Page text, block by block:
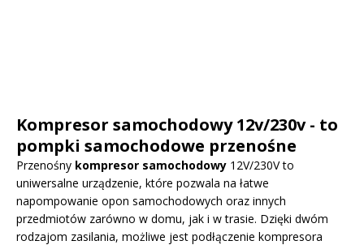
Kompresor samochodowy 12v/230v - to
pompki samochodowe przenośne
Przenośny kompresor samochodowy 12V/230V to
uniwersalne urządzenie, które pozwala na łatwe
napompowanie opon samochodowych oraz innych
przedmiotów zarówno w domu, jak i w trasie. Dzięki dwóm
rodzajom zasilania, możliwe jest podłączenie kompresora